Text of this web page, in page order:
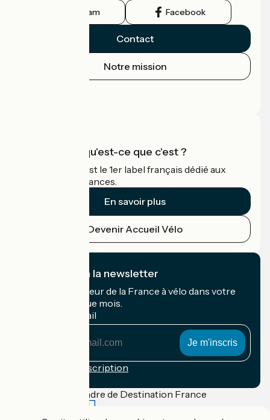
Instagram Facebook
Contact
Notre mission
Accueil Vélo qu'est-ce que c'est ?
Accueil Vélo c'est le 1er label français dédié aux
cyclistes en vacances.
En savoir plus
Devenir Accueil Vélo
Je m'abonne à la newsletter
Recevez le meilleur de la France à vélo dans votre
boîte mail chaque mois.
Mon adresse mail
Conditions d'inscription
Financé dans le cadre de Destination France